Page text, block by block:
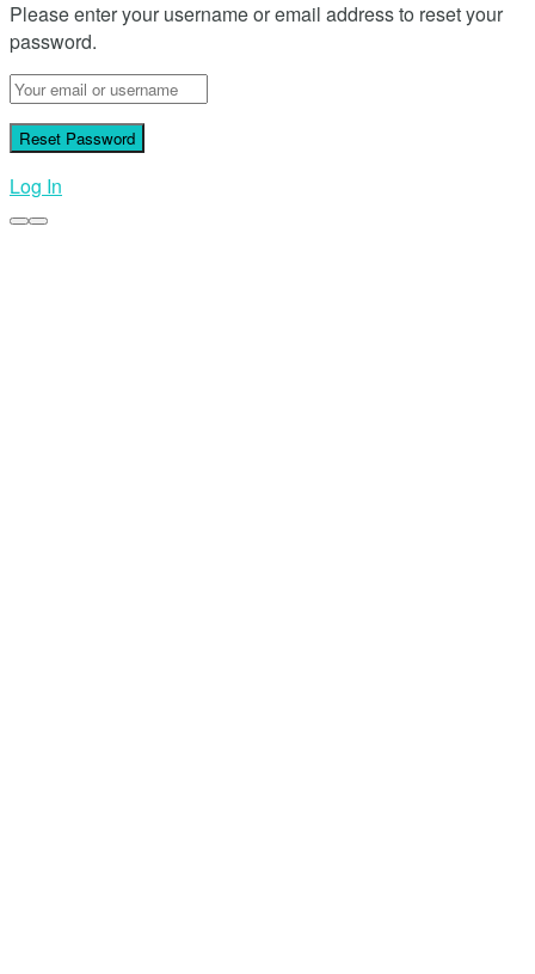
Please enter your username or email address to reset your
password.
Log In